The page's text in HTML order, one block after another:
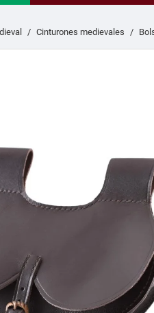
Cinturones medievales